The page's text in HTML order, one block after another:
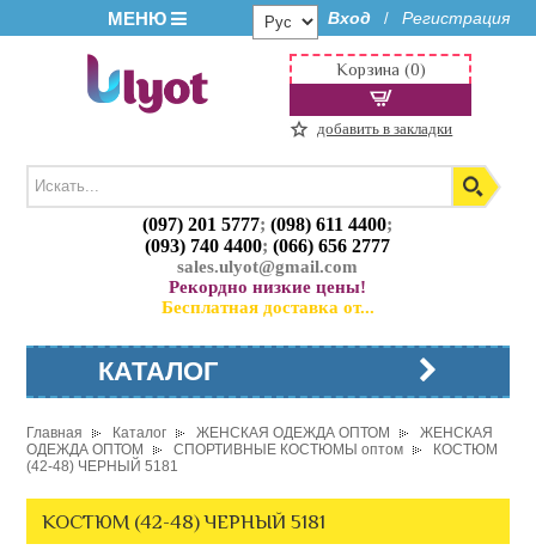
МЕНЮ Вход / Регистрация
(097) 201 5777;(098) 611 4400;
(093) 740 4400;(066) 656 2777
sales.ulyot@gmail.com
Рекордно низкие цены!
Бесплатная доставка от...
Корзина (0)
добавить в закладки
КАТАЛОГ
Главная Каталог ЖЕНСКАЯ ОДЕЖДА ОПТОМ
ЖЕНСКАЯ
ОДЕЖДА ОПТОМ
СПОРТИВНЫЕ КОСТЮМЫ оптом
КОСТЮМ
(42-48) ЧЕРНЫЙ 5181
КОСТЮМ (42-48) ЧЕРНЫЙ 5181